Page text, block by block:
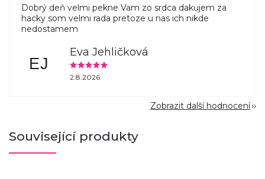
Dobrý deň velmi pekne Vam zo srdca dakujem za
hacky som velmi rada pretoze u nas ich nikde
nedostamem
EJ
Eva Jehličková
2.8.2026
Zobrazit další hodnocení
Související produkty